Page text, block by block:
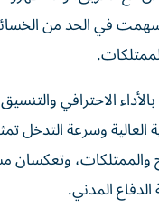
في الحد من
الاحترافي
العالية وسرعة التدخل
والممتلكات، وتعكسان
المدني.